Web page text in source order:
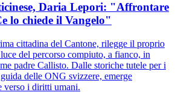
Daria Lepori: "Affrontare
lo chiede il Vangelo"
cittadina del Cantone, rilegge il proprio
del percorso compiuto, a fianco, in
padre Callisto. Dalle storiche tutele per i
delle ONG svizzere, emerge
verso i diritti umani.